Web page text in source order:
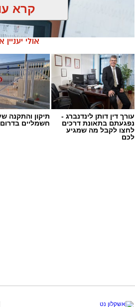
מתקדם.
חשוב להבין שהבדיקה אינה מתאימה לכל
קרא
אולי
עורך דין דותן לינדנברג -
נפגעתם בתאונת דרכים
לחצו לקבל מה שמגיע
לכם
תיקון והתקנה
חשמליים בדרום